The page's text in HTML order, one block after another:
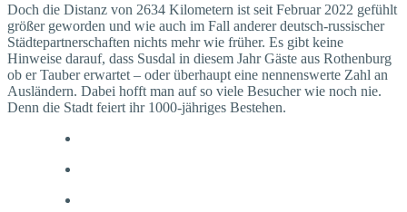
Doch die Distanz von 2634 Kilometern ist seit Februar 2022 gefühlt
größer geworden und wie auch im Fall anderer deutsch-russischer
Städtepartnerschaften nichts mehr wie früher. Es gibt keine
Hinweise darauf, dass Susdal in diesem Jahr Gäste aus Rothenburg
ob er Tauber erwartet – oder überhaupt eine nennenswerte Zahl an
Ausländern. Dabei hofft man auf so viele Besucher wie noch nie.
Denn die Stadt feiert ihr 1000-jähriges Bestehen.